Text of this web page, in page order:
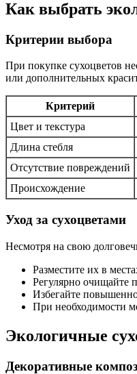
Как выбрать
Критерии выбора
При покупке сухоцветов
или дополнительных
Критерий
Цвет и текстура
Длина стебля
Отсутствие повреждений
Происхождение
Уход за сухоцветами
Несмотря на свою
Разместите их в
Регулярно очищайте
Избегайте
При необходимости
Экологичные
Декоративные